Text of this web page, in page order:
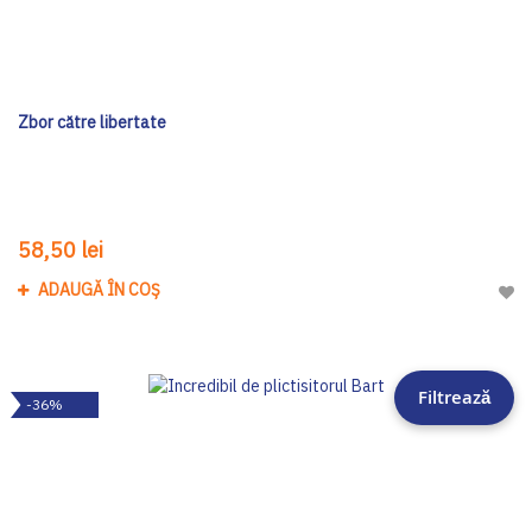
Zbor către libertate
58,50 lei
ADAUGĂ ÎN COȘ
-36% Filtrează